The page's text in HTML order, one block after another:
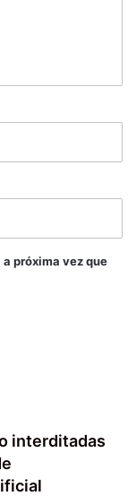
próxima vez que
interditadas